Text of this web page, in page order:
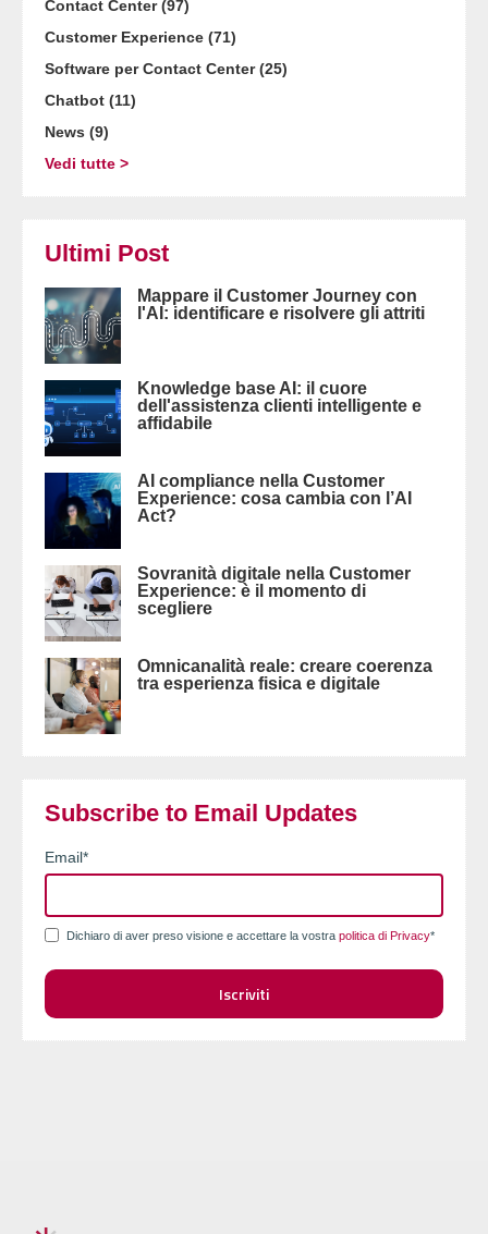
Contact Center(97)
Customer Experience (71)
Software per Contact Center(25)
Chatbot (11)
News (9)
Vedi tutte >
Ultimi Post
Mappare il Customer Journey con
l'AI: identificare e risolvere gli attriti
Knowledge base AI: il cuore
dell'assistenza clienti intelligente e
affidabile
AI compliance nella Customer
Experience: cosa cambia con l’AI
Act?
Sovranità digitale nella Customer
Experience: è il momento di
scegliere
Omnicanalità reale: creare coerenza
tra esperienza fisica e digitale
Subscribe to Email Updates
Email*
Dichiaro di aver preso visione e accettare la vostra politica di Privacy*